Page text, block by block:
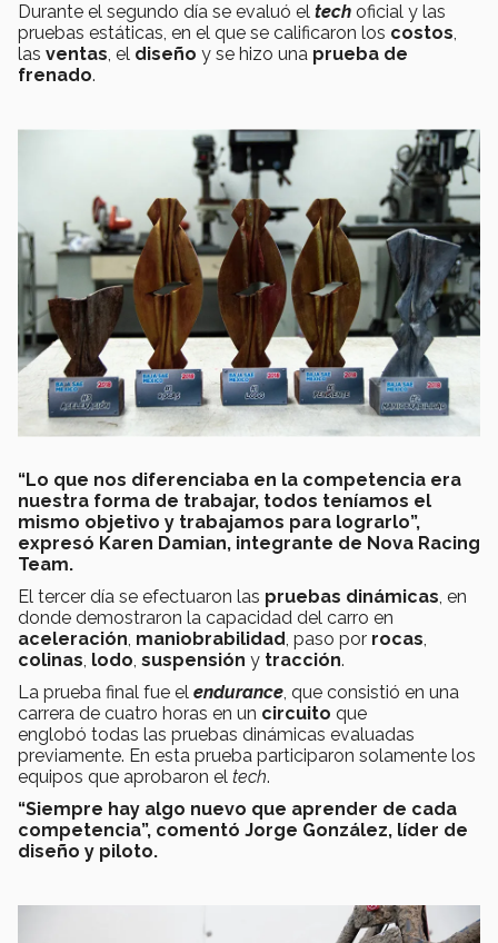
Durante el segundo día se evaluó el tech oficial y las
pruebas estáticas, en el que se calificaron los costos,
las ventas, el diseño y se hizo una prueba de
frenado.
“Lo que nos diferenciaba en la competencia era
nuestra forma de trabajar, todos teníamos el
mismo objetivo y trabajamos para lograrlo”,
expresó Karen Damian, integrante de Nova Racing
Team.
El tercer día se efectuaron las pruebas dinámicas, en
donde demostraron la capacidad del carro en
aceleración, maniobrabilidad, paso por rocas,
colinas, lodo, suspensión y tracción.
La prueba final fue el endurance, que consistió en una
carrera de cuatro horas en un circuito que
englobó todas las pruebas dinámicas evaluadas
previamente. En esta prueba participaron solamente los
equipos que aprobaron el tech.
“Siempre hay algo nuevo que aprender de cada
competencia”, comentó Jorge González, líder de
diseño y piloto.